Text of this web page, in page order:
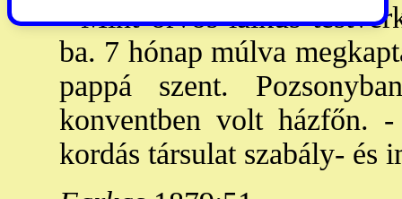
- Mint orvos laikus
ba. 7 hónap múlva
pappá szent.
konventben volt házfőn. -
kordás társulat szabály- és